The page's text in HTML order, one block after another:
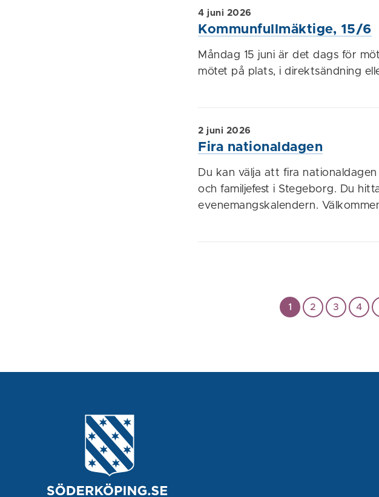
Kommunfullmäktige, 15/6
4 juni 2026
Måndag 15 juni är det dags för
mötet på plats, i direktsändning
Fira nationaldagen
2 juni 2026
Du kan välja att fira
och familjefest i Stegeborg. Du
evenemangskalendern.
1 2 3 4